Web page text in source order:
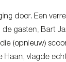
door. Een
de gasten, Bart
(opnieuw)
Haan, vlagde